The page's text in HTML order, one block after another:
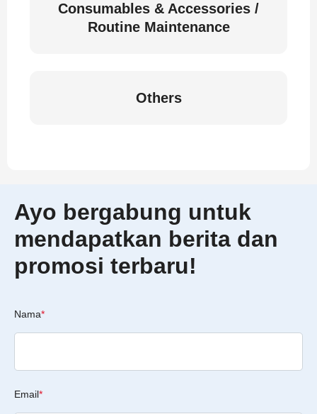
Consumables & Accessories /
Routine Maintenance
Others
Ayo bergabung untuk
mendapatkan berita dan
promosi terbaru!
Nama*
Email*